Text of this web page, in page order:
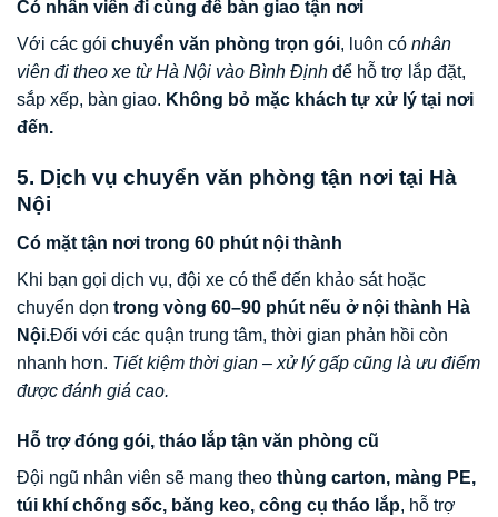
Có nhân viên đi cùng để bàn giao tận nơi
Với các gói chuyển văn phòng trọn gói, luôn có nhân
viên đi theo xe từ Hà Nội vào Bình Định để hỗ trợ lắp đặt,
sắp xếp, bàn giao. Không bỏ mặc khách tự xử lý tại nơi
đến.
5. Dịch vụ chuyển văn phòng tận nơi tại Hà
Nội
Có mặt tận nơi trong 60 phút nội thành
Khi bạn gọi dịch vụ, đội xe có thể đến khảo sát hoặc
chuyển dọn trong vòng 60–90 phút nếu ở nội thành Hà
Nội.Đối với các quận trung tâm, thời gian phản hồi còn
nhanh hơn. Tiết kiệm thời gian – xử lý gấp cũng là ưu điểm
được đánh giá cao.
Hỗ trợ đóng gói, tháo lắp tận văn phòng cũ
Đội ngũ nhân viên sẽ mang theo thùng carton, màng PE,
túi khí chống sốc, băng keo, công cụ tháo lắp, hỗ trợ